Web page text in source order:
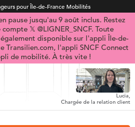
pour Île-de-France Mobilités
pause jusqu'au 9 août inclus. Restez
𝕏 @LIGNER_SNCF. Toute
disponible sur l'appli Île-de-
Transilien.com, l'appli SNCF Connect
de mobilité. À très vite !
Lucia,
Chargée de la relation client